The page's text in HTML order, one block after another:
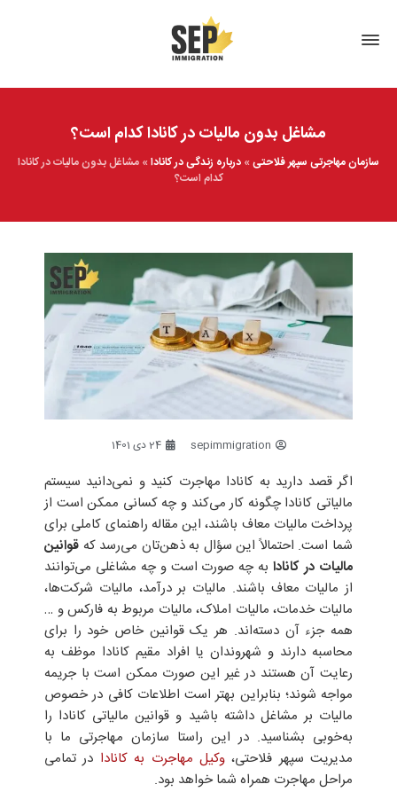
مشاغل بدون مالیات در کانادا کدام است؟
سازمان مهاجرتی سپهر فلاحتی» درباره زندگی در کانادا» مشاغل بدون مالیات در کانادا
کدام است؟
sepimmigration 24 دی 1401
اگر قصد دارید به کانادا مهاجرت کنید و نمی‌دانید سیستم
مالیاتی کانادا چگونه کار می‌کند و چه کسانی ممکن است از
پرداخت مالیات معاف باشند، این مقاله راهنمای کاملی برای
شما است. احتمالاً این سؤال به ذهن‌تان می‌رسد که قوانین
مالیات در کانادابه چه صورت است و چه مشاغلی می‌توانند
از مالیات معاف باشند. مالیات بر درآمد، مالیات شرکت‌ها،
مالیات خدمات، مالیات املاک، مالیات مربوط به فارکس و …
همه جزء آن دسته‌اند. هر یک قوانین خاص خود را برای
محاسبه دارند و شهروندان یا افراد مقیم کانادا موظف به
رعایت آن هستند در غیر این صورت ممکن است با جریمه
مواجه شوند؛ بنابراین بهتر است اطلاعات کافی در خصوص
مالیات بر مشاغل داشته باشید و قوانین مالیاتی کانادا را
به‌خوبی بشناسید. در این راستا سازمان مهاجرتی ما با
مدیریت سپهر فلاحتی،وکیل مهاجرت به کانادا در تمامی
مراحل مهاجرت همراه شما خواهد بود.